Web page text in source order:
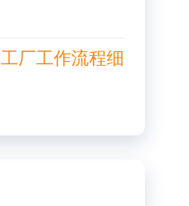
厂工作流程细